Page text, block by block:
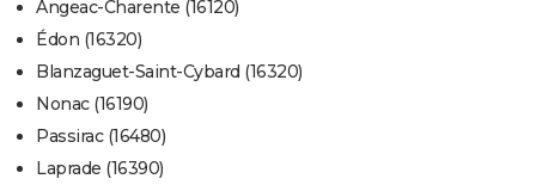
Angeac-Charente (16120)
Édon (16320)
Blanzaguet-Saint-Cybard (16320)
Nonac (16190)
Passirac (16480)
Laprade (16390)